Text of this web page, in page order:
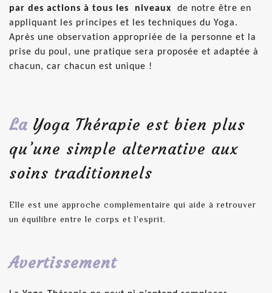
par des actions à tous les niveaux de notre être en
appliquant les principes et les techniques du Yoga.
Après une observation appropriée de la personne et la
prise du poul, une pratique sera proposée et adaptée à
chacun, car chacun est unique !
La Yoga Thérapie est bien plus
qu’une simple alternative aux
soins traditionnels
Elle est une approche complémentaire qui aide à retrouver
un équilibre entre le corps et l’esprit.
Avertissement